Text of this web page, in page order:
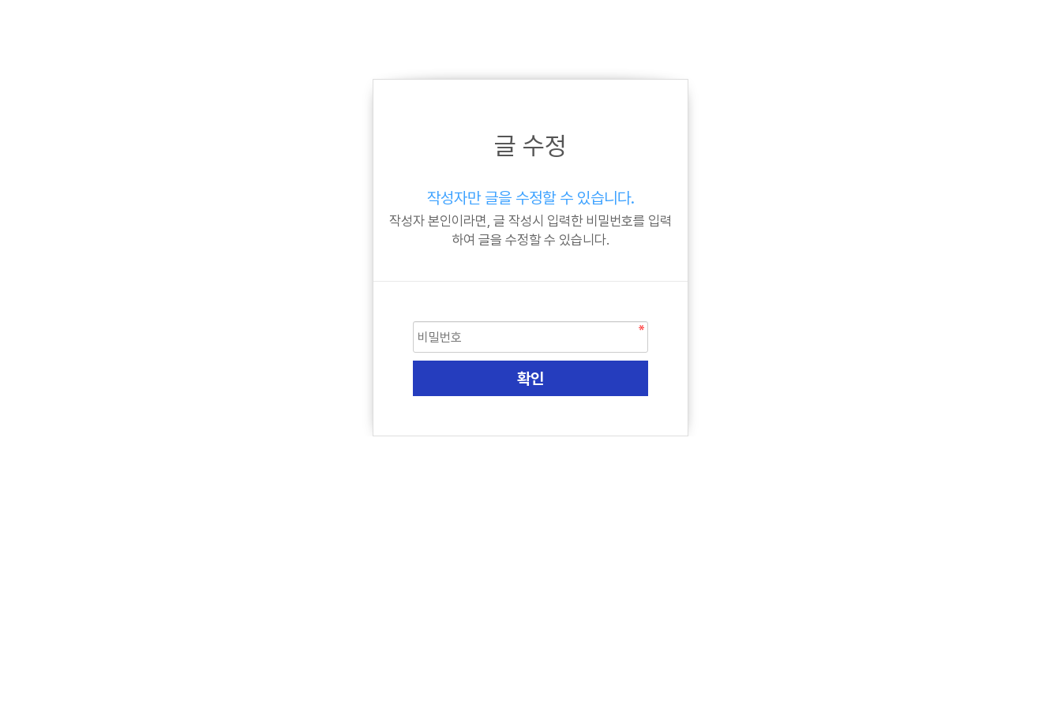
글 수정
작성자만 글을 수정할 수 있습니다.
작성자 본인이라면, 글 작성시 입력한 비밀번호를 입력
하여 글을 수정할 수 있습니다.